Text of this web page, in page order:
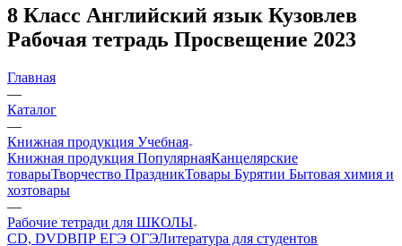
8 Класс Английский язык Кузовлев
Рабочая тетрадь Просвещение 2023
Главная
—
Каталог
—
Книжная продукция Учебная
Книжная продукция ПопулярнаяКанцелярские
товарыТворчество ПраздникТовары Бурятии Бытовая химия и
хозтовары
—
Рабочие тетради для ШКОЛЫ
CD, DVDВПР ЕГЭ ОГЭЛитература для студентов